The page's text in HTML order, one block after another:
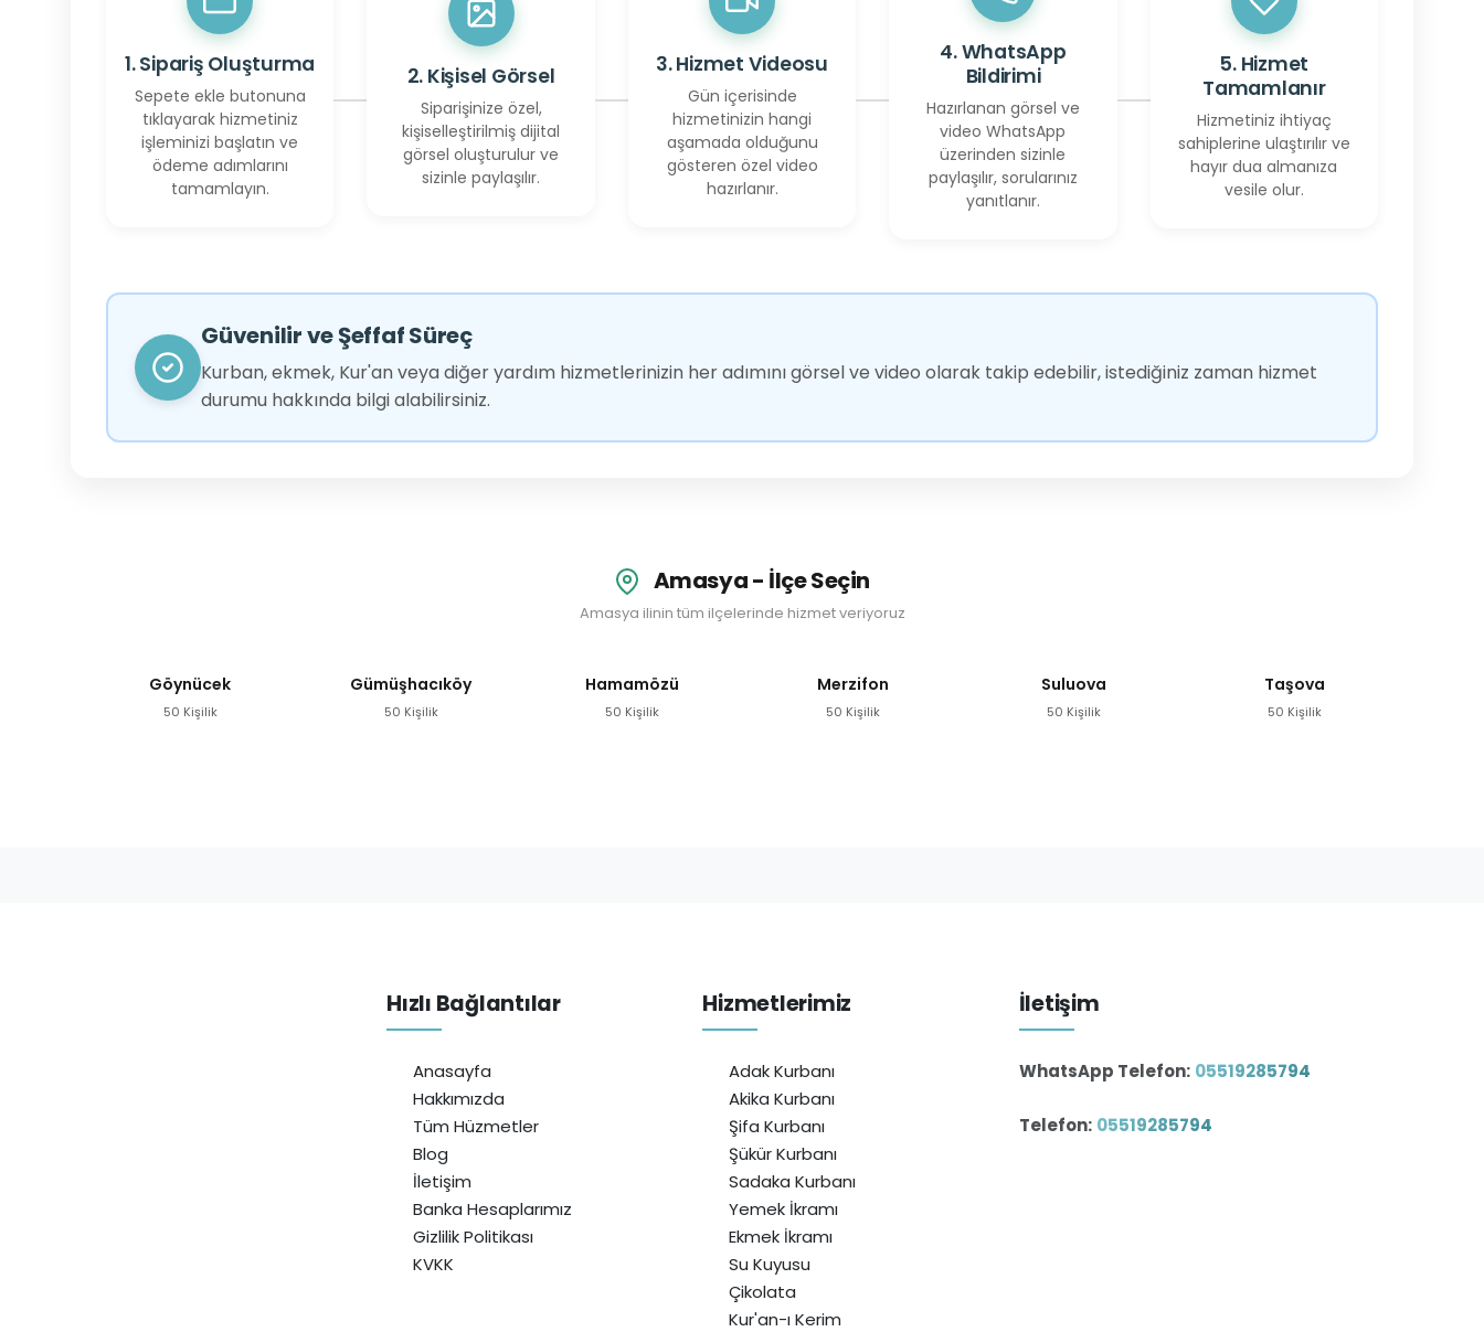
1. Sipariş Oluşturma
Sepete ekle butonuna
tıklayarak hizmetiniz
işleminizi başlatın ve
ödeme adımlarını
tamamlayın.
2. Kişisel Görsel
Siparişinize özel,
kişiselleştirilmiş dijital
görsel oluşturulur ve
sizinle paylaşılır.
3. Hizmet Videosu
Gün içerisinde
hizmetinizin hangi
aşamada olduğunu
gösteren özel video
hazırlanır.
4. WhatsApp
Bildirimi
Hazırlanan görsel ve
video WhatsApp
üzerinden sizinle
paylaşılır, sorularınız
yanıtlanır.
5. Hizmet
Tamamlanır
Hizmetiniz ihtiyaç
sahiplerine ulaştırılır ve
hayır dua almanıza
vesile olur.
Güvenilir ve Şeffaf Süreç
Kurban, ekmek, Kur'an veya diğer yardım hizmetlerinizin her adımını görsel ve video olarak takip edebilir, istediğiniz zaman hizmet
durumu hakkında bilgi alabilirsiniz.
Amasya - İlçe Seçin
Amasya ilinin tüm ilçelerinde hizmet veriyoruz
Göynücek
50 Kişilik
Gümüşhacıköy
50 Kişilik
Hamamözü
50 Kişilik
Merzifon
50 Kişilik
Suluova
50 Kişilik
Taşova
50 Kişilik
Hızlı Bağlantılar
Anasayfa
Hakkımızda
Tüm Hüzmetler
Blog
İletişim
Banka Hesaplarımız
Gizlilik Politikası
KVKK
Hizmetlerimiz
Adak Kurbanı
Akika Kurbanı
Şifa Kurbanı
Şükür Kurbanı
Sadaka Kurbanı
Yemek İkramı
Ekmek İkramı
Su Kuyusu
Çikolata
Kur'an-ı Kerim
İletişim
WhatsApp Telefon: 05519285794
Telefon: 05519285794